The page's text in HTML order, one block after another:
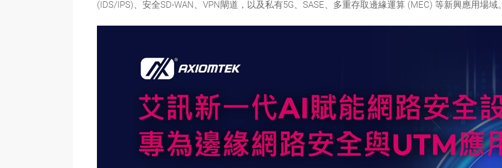
(IDS/IPS)、安全SD-WAN、VPN閘道，以及私有5G、SASE、多重存取邊緣運算 (MEC) 等新興應用場域。